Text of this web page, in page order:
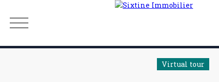
Virtual tour